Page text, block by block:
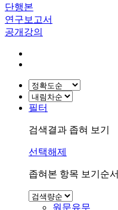
단행본
연구보고서
공개강의
필터
검색결과 좁혀 보기
선택해제
좁혀본 항목 보기순서
원문유무